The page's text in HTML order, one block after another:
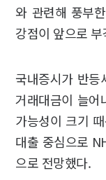
와 관련해 풍부
강점이 앞으로
국내증시가 반
거래대금이 늘어
가능성이 크기
대출 중심으로
으로 전망했다.